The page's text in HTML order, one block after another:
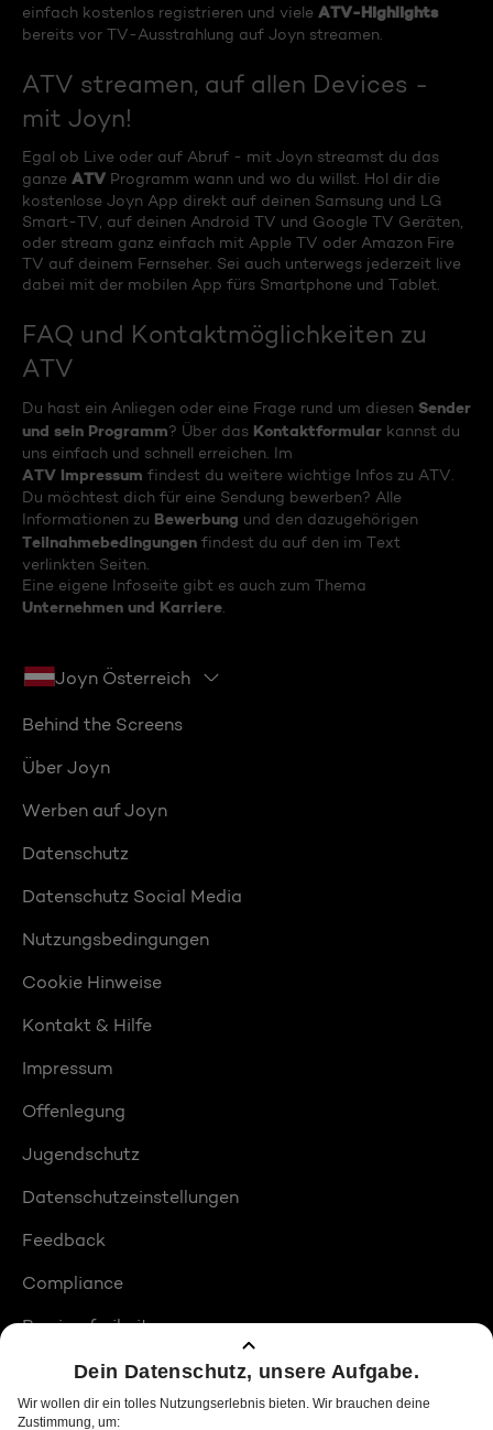
einfach kostenlos registrieren und viele ATV-Highlights
bereits vor TV-Ausstrahlung auf Joyn streamen.
ATV streamen, auf allen Devices -
mit Joyn!
Egal ob Live oder auf Abruf - mit Joyn streamst du das
ganze ATV Programm wann und wo du willst. Hol dir die
kostenlose Joyn App direkt auf deinen Samsung und LG
Smart-TV, auf deinen Android TV und Google TV Geräten,
oder stream ganz einfach mit Apple TV oder Amazon Fire
TV auf deinem Fernseher. Sei auch unterwegs jederzeit live
dabei mit der mobilen App fürs Smartphone und Tablet.
FAQ und Kontaktmöglichkeiten zu
ATV
Du hast ein Anliegen oder eine Frage rund um diesen Sender
und sein Programm? Über das Kontaktformular kannst du
uns einfach und schnell erreichen. Im
ATV Impressum findest du weitere wichtige Infos zu ATV.
Du möchtest dich für eine Sendung bewerben? Alle
Informationen zu Bewerbung und den dazugehörigen
Teilnahmebedingungen findest du auf den im Text
verlinkten Seiten.
Eine eigene Infoseite gibt es auch zum Thema
Unternehmen und Karriere
Joyn Österreich
Behind the Screens
Über Joyn
Werben auf Joyn
Datenschutz
Datenschutz Social Media
Nutzungsbedingungen
Cookie Hinweise
Kontakt & Hilfe
Impressum
Offenlegung
Jugendschutz
Datenschutzeinstellungen
Feedback
Compliance
Barrierefreiheit
Produktplatzierungen